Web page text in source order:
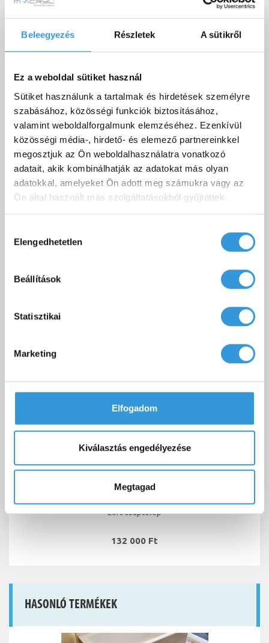
Beleegyezés Részletek A sütikről
Ez a weboldal sütiket használ
Sütiket használunk a tartalmak és hirdetések személyre
szabásához, közösségi funkciók biztosításához,
valamint weboldalforgalmunk elemzéséhez. Ezenkívül
közösségi média-, hirdető- és elemező partnereinkkel
megosztjuk az Ön weboldalhasználatra vonatkozó
adatait, akik kombinálhatják az adatokat más olyan
adatokkal, amelyeket Ön adott meg számukra vagy az
Ön által használt más szolgáltatásokból gyűjtöttek.
kiválasztása
Elengedhetetlen
Beállítások
Statisztikai
Marketing
Elfogadom
Kiválasztás engedélyezése
Megtagad
Letölthető dokumentumok
Amanda kád teljesítménynyilatkozat Letöltés
M-Acryl kád és előlap (B,D) beépítési
útmutató
Letöltés
Amanda egyenes kád 3D fájl (OBJ, 3DS) Letöltés
Amanda kád technikai rajz Letöltés
Loft csaptelep
132 000 Ft
HASONLÓ TERMÉKEK